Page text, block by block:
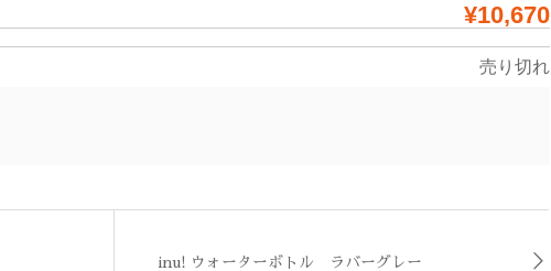
¥10,670
売り切れ
inu! ウォーターボトル ラバーグレー